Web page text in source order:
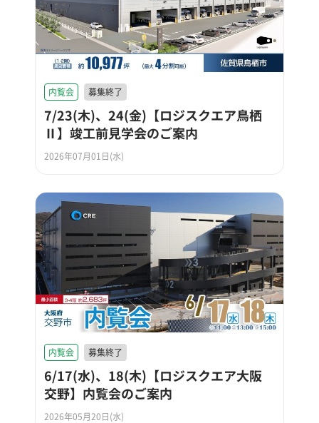
内覧会 募集終了
7/23(木)、24(金)【ロジスクエア鳥栖
Ⅱ】竣工前見学会のご案内
2026年07月01日(水)
内覧会 募集終了
6/17(水)、18(木)【ロジスクエア大阪
交野】内覧会のご案内
2026年05月20日(水)